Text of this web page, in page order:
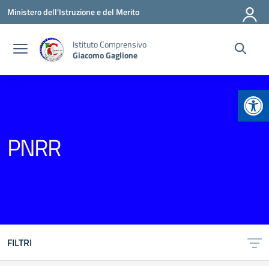
Vai ai contenuti
Vai al menu di navigazione
Vai al footer
Ministero dell'Istruzione e del Merito
Istituto Comprensivo
Giacomo Gaglione
PNRR
FILTRI